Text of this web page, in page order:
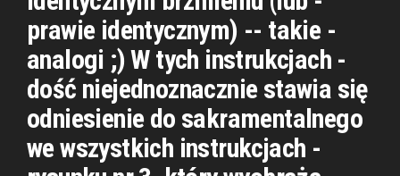
prawie identycznym) -- takie -
analogi ;) W tych instrukcjach -
dość niejednoznacznie stawia się
odniesienie do sakramentalnego
we wszystkich instrukcjach -